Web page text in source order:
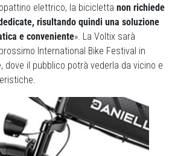
elettrico, la bicicletta non richiede
risultando quindi una soluzione
e conveniente». La Voltix sarà
International Bike Festival in
dove il pubblico potrà vederla da vicino e